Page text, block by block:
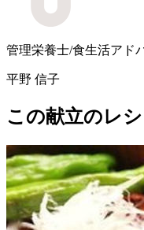
管理栄養士/食生活アド
平野 信子
この献立のレシ